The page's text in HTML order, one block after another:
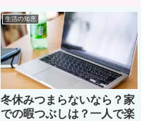
生の子供を留守番させるのは怖い
から、なるべくパートを減らした
いと考える母親も多い。では、小
学生の子供が冬休みに入ったらパ
ート（アルバイト）どうするの
か？解決策について紹介していま
生活の知恵
冬休みつまらないなら？家
での暇つぶしは？一人で楽